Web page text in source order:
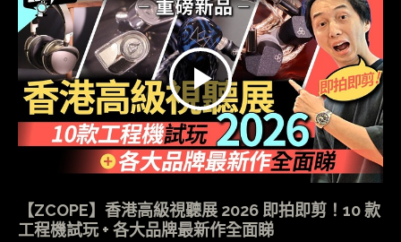
【ZCOPE】香港高級視聽展 2026 即拍即剪！10 款
工程機試玩 + 各大品牌最新作全面睇